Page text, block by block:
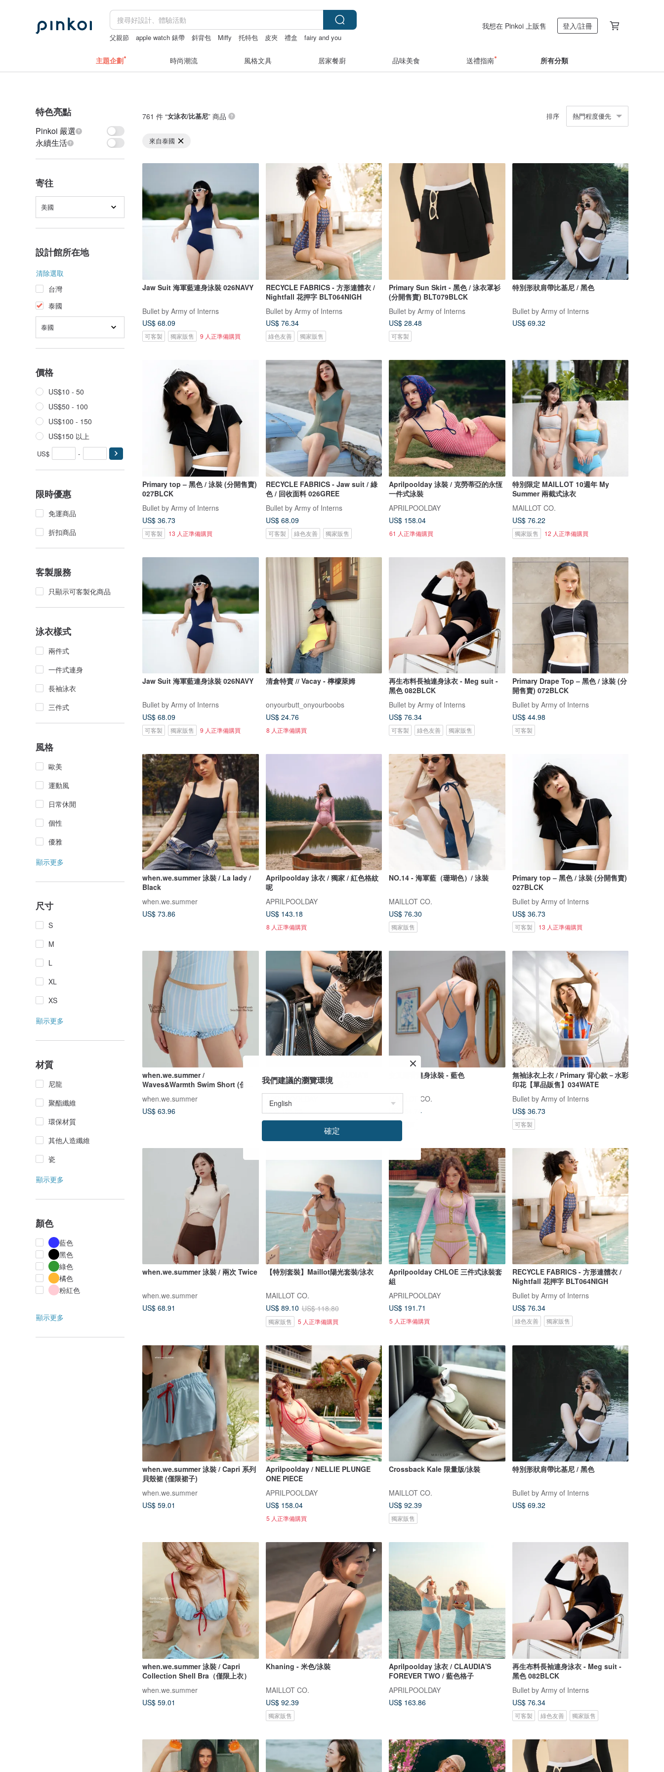
父親節 apple watch 錶帶 斜背包 Miffy 托特包 皮夾 禮盒 fairy and you
我想在 Pinkoi 上販售 登入/註冊
主題企劃 時尚潮流 風格文具 居家餐廚 品味美食 送禮指南 所有分類
特色亮點
Pinkoi 嚴選
永續生活
寄往
美國
設計館所在地
清除選取
台灣
泰國
泰國
價格
US$10 - 50
US$50 - 100
US$100 - 150
US$150 以上
US$ -
限時優惠
免運商品
折扣商品
客製服務
只顯示可客製化商品
泳衣樣式
兩件式
一件式連身
長袖泳衣
三件式
風格
歐美
運動風
日常休閒
個性
優雅
顯示更多
尺寸
S
M
L
XL
XS
顯示更多
材質
尼龍
聚酯纖維
環保材質
其他人造纖維
瓷
顯示更多
顏色
藍色
黑色
綠色
橘色
粉紅色
顯示更多
761 件 “女泳衣/比基尼” 商品 排序 熱門程度優先
來自泰國
Jaw Suit 海軍藍連身泳裝 026NAVY
Bullet by Army of Interns
US$ 68.09
可客製 獨家販售 9 人正準備購買
RECYCLE FABRICS - 方形連體衣 /
Nightfall 花押字 BLT064NIGH
Bullet by Army of Interns
US$ 76.34
綠色友善 獨家販售
Primary Sun Skirt - 黑色 / 泳衣罩衫
(分開售賣) BLT079BLCK
Bullet by Army of Interns
US$ 28.48
可客製
特別形狀肩帶比基尼 / 黑色
Bullet by Army of Interns
US$ 69.32
Primary top – 黑色 / 泳裝 (分開售賣)
027BLCK
Bullet by Army of Interns
US$ 36.73
可客製 13 人正準備購買
RECYCLE FABRICS - Jaw suit / 綠
色 / 回收面料 026GREE
Bullet by Army of Interns
US$ 68.09
可客製 綠色友善 獨家販售
Aprilpoolday 泳裝 / 克勞蒂亞的永恆
一件式泳裝
APRILPOOLDAY
US$ 158.04
61 人正準備購買
特別限定 MAILLOT 10週年 My
Summer 兩截式泳衣
MAILLOT CO.
US$ 76.22
獨家販售 12 人正準備購買
Jaw Suit 海軍藍連身泳裝 026NAVY
Bullet by Army of Interns
US$ 68.09
可客製 獨家販售 9 人正準備購買
清倉特賣 // Vacay - 檸檬萊姆
onyourbutt_onyourboobs
US$ 24.76
8 人正準備購買
再生布料長袖連身泳衣 - Meg suit -
黑色 082BLCK
Bullet by Army of Interns
US$ 76.34
可客製 綠色友善 獨家販售
Primary Drape Top – 黑色 / 泳裝 (分
開售賣) 072BLCK
Bullet by Army of Interns
US$ 44.98
可客製
when.we.summer 泳裝 / La lady /
Black
when.we.summer
US$ 73.86
Aprilpoolday 泳衣 / 獨家 / 紅色格紋
呢
APRILPOOLDAY
US$ 143.18
8 人正準備購買
NO.14 - 海軍藍（珊瑚色）/ 泳裝
MAILLOT CO.
US$ 76.30
獨家販售
Primary top – 黑色 / 泳裝 (分開售賣)
027BLCK
Bullet by Army of Interns
US$ 36.73
可客製 13 人正準備購買
when.we.summer /
Waves&Warmth Swim Short (僅褲
when.we.summer
US$ 63.96
Aprilpoolday 泳衣 / CLAUDIA'S
FOREVER TWO / 黑色格子
APRILPOOLDAY
US$ 163.86
交叉露背連身泳裝 - 藍色
MAILLOT CO.
US$ 64.74
獨家販售
無袖泳衣上衣 / Primary 背心款－水彩
印花【單品販售】034WATE
Bullet by Army of Interns
US$ 36.73
可客製
when.we.summer 泳裝 / 兩次 Twice
when.we.summer
US$ 68.91
【特別套裝】Maillot陽光套裝/泳衣
MAILLOT CO.
US$ 89.10 US$ 118.80
獨家販售 5 人正準備購買
Aprilpoolday CHLOE 三件式泳裝套
組
APRILPOOLDAY
US$ 191.71
5 人正準備購買
RECYCLE FABRICS - 方形連體衣 /
Nightfall 花押字 BLT064NIGH
Bullet by Army of Interns
US$ 76.34
綠色友善 獨家販售
when.we.summer 泳裝 / Capri 系列
貝殼裙 (僅限裙子)
when.we.summer
US$ 59.01
Aprilpoolday / NELLIE PLUNGE
ONE PIECE
APRILPOOLDAY
US$ 158.04
5 人正準備購買
Crossback Kale 限量版/泳裝
MAILLOT CO.
US$ 92.39
獨家販售
特別形狀肩帶比基尼 / 黑色
Bullet by Army of Interns
US$ 69.32
when.we.summer 泳裝 / Capri
Collection Shell Bra（僅限上衣）
when.we.summer
US$ 59.01
Khaning - 米色/泳裝
MAILLOT CO.
US$ 92.39
獨家販售
Aprilpoolday 泳衣 / CLAUDIA'S
FOREVER TWO / 藍色格子
APRILPOOLDAY
US$ 163.86
再生布料長袖連身泳衣 - Meg suit -
黑色 082BLCK
Bullet by Army of Interns
US$ 76.34
可客製 綠色友善 獨家販售
我們建議的瀏覽環境
確定